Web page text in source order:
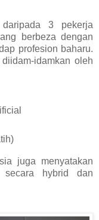
3 pekerja
berbeza dengan
profesion baharu.
idamkan oleh
juga menyatakan
secara hybrid dan